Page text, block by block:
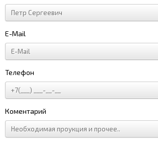
E-Mail
Телефон
Коментарий